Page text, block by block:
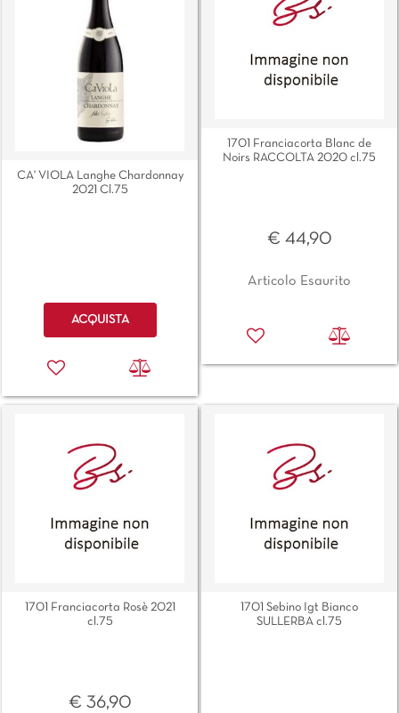
CA' VIOLA Langhe Chardonnay
2021 Cl.75
Quantità
ACQUISTA
1701 Franciacorta Blanc de
Noirs RACCOLTA 2020 cl.75
€ 44,90
Articolo Esaurito
1701 Franciacorta Rosè 2021
cl.75
€ 36,90
1701 Sebino Igt Bianco
SULLERBA cl.75